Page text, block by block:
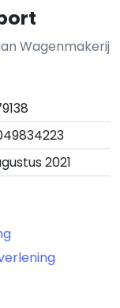
Wagenmakerij
2021